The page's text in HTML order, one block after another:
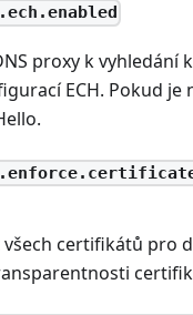
proxy k vyhledání
ECH. Pokud je
certifikátů pro